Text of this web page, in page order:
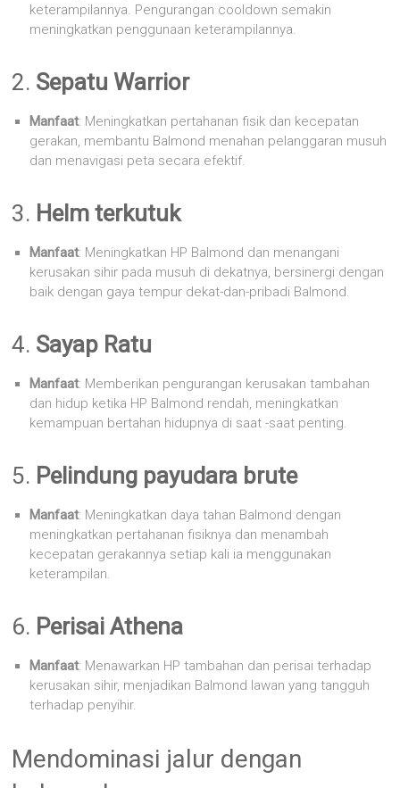
keterampilannya. Pengurangan cooldown semakin
meningkatkan penggunaan keterampilannya.
2. Sepatu Warrior
Manfaat: Meningkatkan pertahanan fisik dan kecepatan
gerakan, membantu Balmond menahan pelanggaran musuh
dan menavigasi peta secara efektif.
3. Helm terkutuk
Manfaat: Meningkatkan HP Balmond dan menangani
kerusakan sihir pada musuh di dekatnya, bersinergi dengan
baik dengan gaya tempur dekat-dan-pribadi Balmond.
4. Sayap Ratu
Manfaat: Memberikan pengurangan kerusakan tambahan
dan hidup ketika HP Balmond rendah, meningkatkan
kemampuan bertahan hidupnya di saat -saat penting.
5. Pelindung payudara brute
Manfaat: Meningkatkan daya tahan Balmond dengan
meningkatkan pertahanan fisiknya dan menambah
kecepatan gerakannya setiap kali ia menggunakan
keterampilan.
6. Perisai Athena
Manfaat: Menawarkan HP tambahan dan perisai terhadap
kerusakan sihir, menjadikan Balmond lawan yang tangguh
terhadap penyihir.
Mendominasi jalur dengan